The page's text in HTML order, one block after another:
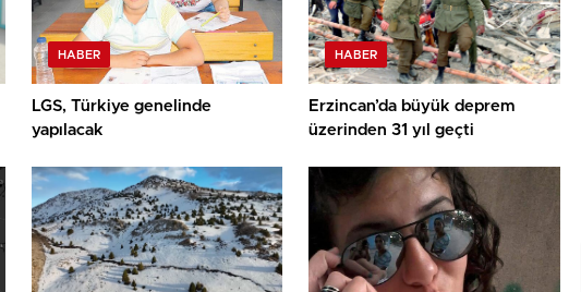
HABER
LGS, Türkiye genelinde
yapılacak
HABER
Erzincan’da büyük deprem
üzerinden 31 yıl geçti